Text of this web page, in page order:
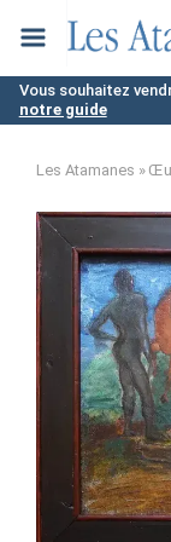
au
contenu
principal
Vous souhaitez
notre guide
Les Atamanes